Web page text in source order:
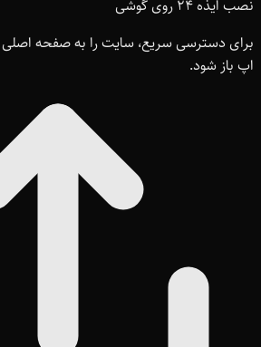
نصب ایذه ۲۴ روی گوشی
برای دسترسی سریع، سایت را به صفحه اصلی
اپ باز شود.